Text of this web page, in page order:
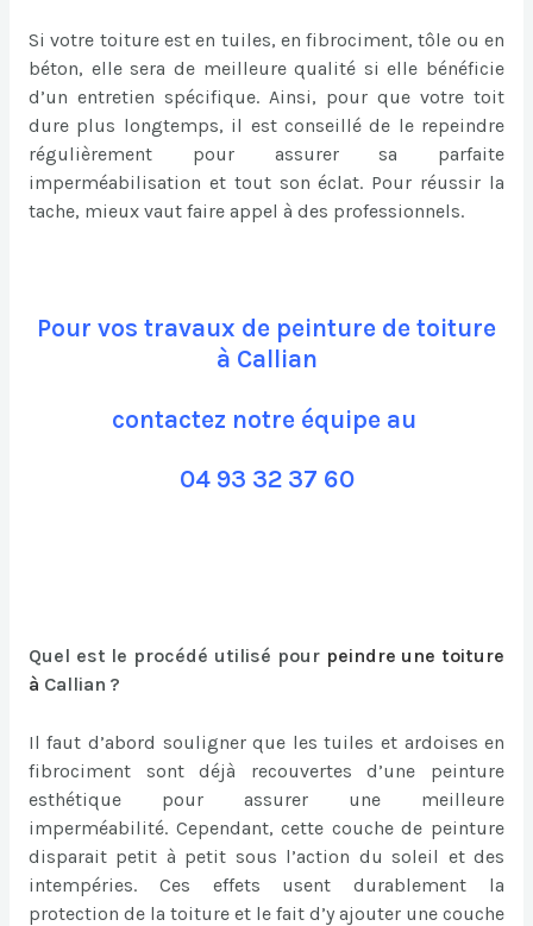
Si votre toiture est en tuiles, en fibrociment, tôle ou en
béton, elle sera de meilleure qualité si elle bénéficie
d’un entretien spécifique. Ainsi, pour que votre toit
dure plus longtemps, il est conseillé de le repeindre
régulièrement pour assurer sa parfaite
imperméabilisation et tout son éclat. Pour réussir la
tache, mieux vaut faire appel à des professionnels.
Pour vos travaux de peinture de toiture
à Callian
contactez notre équipe au
04 93 32 37 60
Quel est le procédé utilisé pourpeindre une toiture
à Callian ?
Il faut d’abord souligner que les tuiles et ardoises en
fibrociment sont déjà recouvertes d’une peinture
esthétique pour assurer une meilleure
imperméabilité. Cependant, cette couche de peinture
disparait petit à petit sous l’action du soleil et des
intempéries. Ces effets usent durablement la
protection de la toiture et le fait d’y ajouter une couche